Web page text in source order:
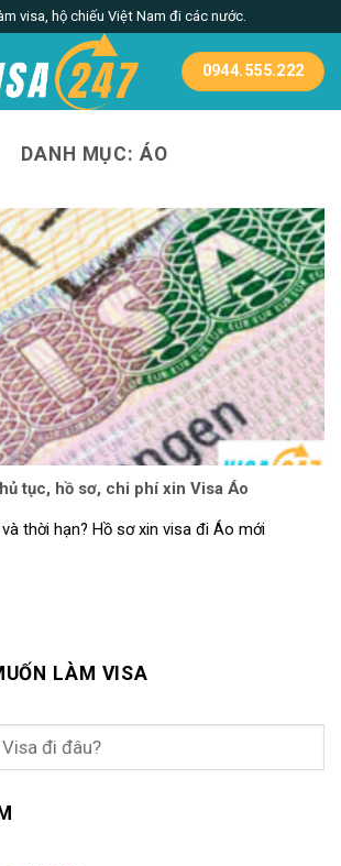
visa, hộ chiếu Việt Nam đi các nước.
0944.555.222
DANH MỤC: ÁO
tục, hồ sơ, chi phí xin Visa Áo
thời hạn? Hồ sơ xin visa đi Áo mới
LÀM VISA